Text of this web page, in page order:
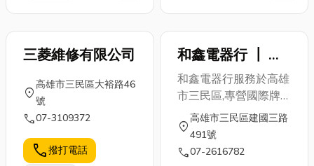
可說是包羅萬象，一應
簡單功能型至精品時
尚； 從居家辦公、學
校到公共設施等，都有
著我們的足跡。 『和
浚點燈』品牌宗旨為
三菱維修有限公司
location_on
高雄市三民區大裕路46
號
call07-3109372
call撥打電話
和鑫電器行 ┃ 國
際牌 Panasonic
┃ 日立家電
Hitachi 冷氣、空
調
和鑫電器行服務於高雄
市三民區,專營國際牌
Panasonic 家電、國際
牌 Panasonic冷氣空
調，日立家電,日立冷
location_on
高雄市三民區建國三路
491號
call07-2616782